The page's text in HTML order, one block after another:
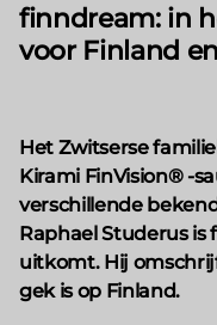
finndream: in
voor Finland
Het Zwitserse
Kirami FinVision® -
verschillende
Raphael Studerus
uitkomt. Hij
gek is op Finland.